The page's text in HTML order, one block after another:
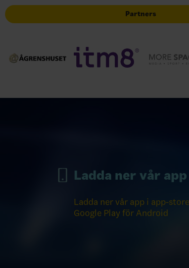
Partners
Ladda ner vår app
Ladda ner vår app i app-
Google Play för Android